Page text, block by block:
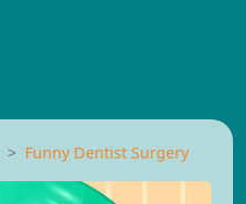
Funny Dentist Surgery